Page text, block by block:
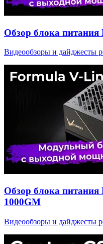
Обзор блока питания
Видеообзоры и дайджесты
Обзор блока
1000GM
Видеообзоры и дайджесты